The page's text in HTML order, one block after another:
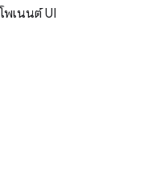
พเนนต์ UI